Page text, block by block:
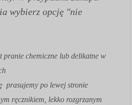
wybierz opcję "nie
pranie chemiczne lub delikatne w
prasujemy po lewej stronie
ręcznikiem, lekko rozgrzanym